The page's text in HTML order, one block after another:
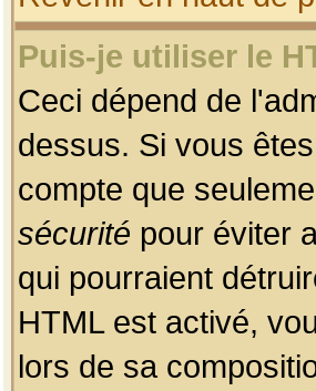
Puis-je utiliser le
Ceci dépend de
dessus. Si vous
compte que
sécurité pour éviter
qui pourraient
HTML est activé,
lors de sa